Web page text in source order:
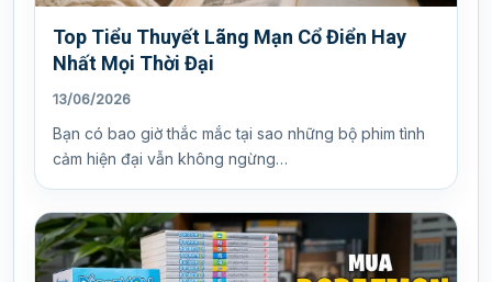
Top Tiểu Thuyết Lãng Mạn Cổ Điển Hay
Nhất Mọi Thời Đại
13/06/2026
Bạn có bao giờ thắc mắc tại sao những bộ phim tình
cảm hiện đại vẫn không ngừng…